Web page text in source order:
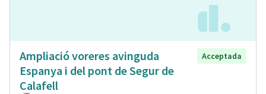
Ampliació voreres avinguda
Espanya i del pont de Segur de
Calafell
Acceptada